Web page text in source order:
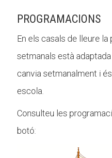
PROGRAMACIONS
En els casals de lleure
setmanals està
canvia setmanalment i
escola.
Consulteu les
botó: